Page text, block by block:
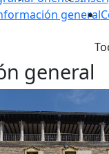
general
general